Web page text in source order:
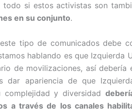
todo si estos activistas son
en su conjunto.
tipo de comunicados debe
hablando es que Izquierda
de movilizaciones, así debería
dar apariencia de que
y diversidad
a través de los canales